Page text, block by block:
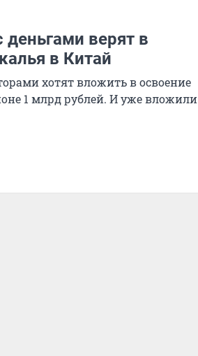
верят в
в Китай
хотят вложить в освоение
1 млрд рублей. И уже вложили